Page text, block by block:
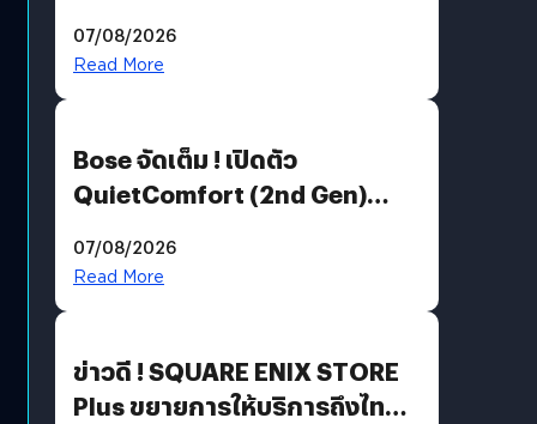
มีภาษาไทยด้วย
07/08/2026
Read More
Bose จัดเต็ม ! เปิดตัว
QuietComfort (2nd Gen)
07/08/2026
Read More
ข่าวดี ! SQUARE ENIX STORE
Plus ขยายการให้บริการถึงไทย